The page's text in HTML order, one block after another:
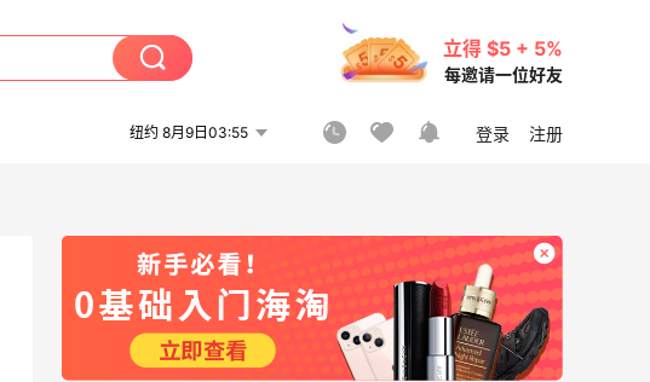
立得 $5 + 5%
每邀请一位好友
纽约 8月9日03:55 登录 注册